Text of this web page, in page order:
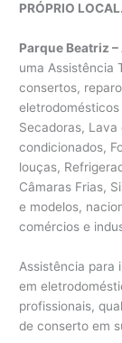
PRÓPRIO LOCAL.
Parque Beatriz
uma Assistência
consertos,
Secadoras, Lava
condicionados,
louças,
Câmaras Frias,
e modelos,
comércios e
Assistência para
em
profissionais,
de conserto em